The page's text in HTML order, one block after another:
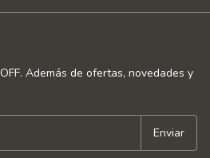
Además de ofertas, novedades y